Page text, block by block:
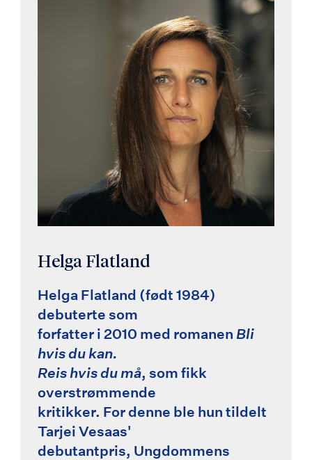
Helga Flatland
Helga Flatland (født 1984)
debuterte som
forfatter i 2010 med romanen Bli
hvis du kan.
Reis hvis du må, som fikk
overstrømmende
kritikker. For denne ble hun tildelt
Tarjei Vesaas'
debutantpris, Ungdommens